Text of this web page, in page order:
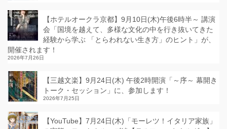
【ホテルオークラ京都】9月10日(木)午後6時半～ 講演
会「国境を越えて、多様な文化の中を行き抜いてきた
経験から学ぶ 「とらわれない生き方」のヒント」が、
開催されます！
2026年7月26日
【三越文楽】9月24日(木) 午後2時開演「～序～ 幕開き
トーク・セッション」に、参加します！
2026年7月25日
【YouTube】7月24日(木)「モーレツ！イタリア家族」